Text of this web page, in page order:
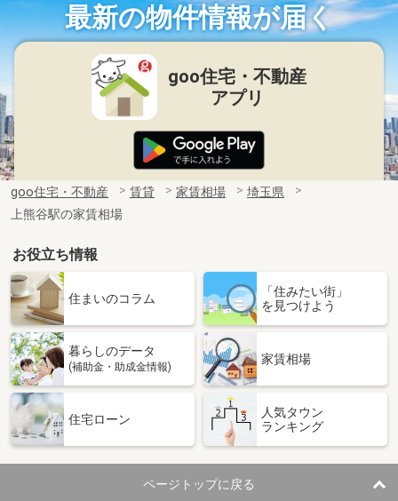
最新の物件情報が届く
goo住宅・不動産
アプリ
goo住宅・不動産 賃貸 家賃相場
埼玉県
上熊谷駅の家賃相場
お役立ち情報
住まいのコラム
「住みたい街」
を見つけよう
暮らしのデータ
(補助金・助成金情報)
家賃相場
住宅ローン
人気タウン
ランキング
ページトップに戻る